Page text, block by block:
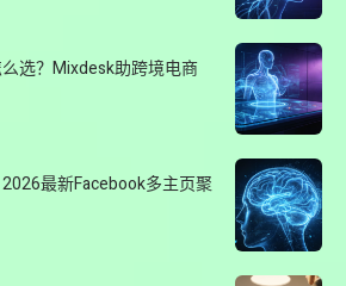
选？Mixdesk助跨境电商
最新Facebook多主页聚